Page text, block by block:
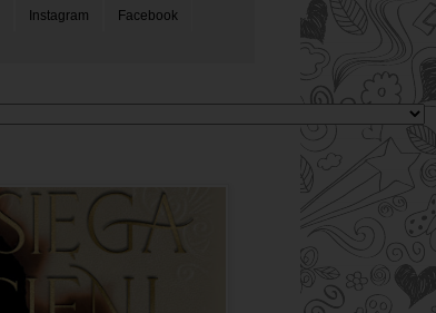
Instagram Facebook